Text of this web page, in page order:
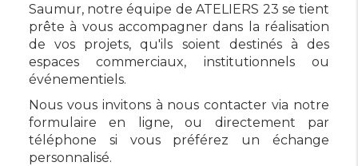
Saumur, notre équipe de ATELIERS 23 se tient
prête à vous accompagner dans la réalisation
de vos projets, qu'ils soient destinés à des
espaces commerciaux, institutionnels ou
événementiels.
Nous vous invitons à nous contacter via notre
formulaire en ligne, ou directement par
téléphone si vous préférez un échange
personnalisé.